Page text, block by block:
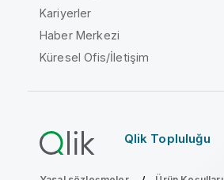
Kariyerler
Haber Merkezi
Küresel Ofis/İletişim
Qlik Topluluğu